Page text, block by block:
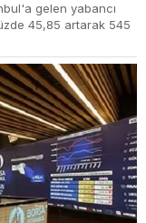
gelen yabancı
45,85 artarak 545